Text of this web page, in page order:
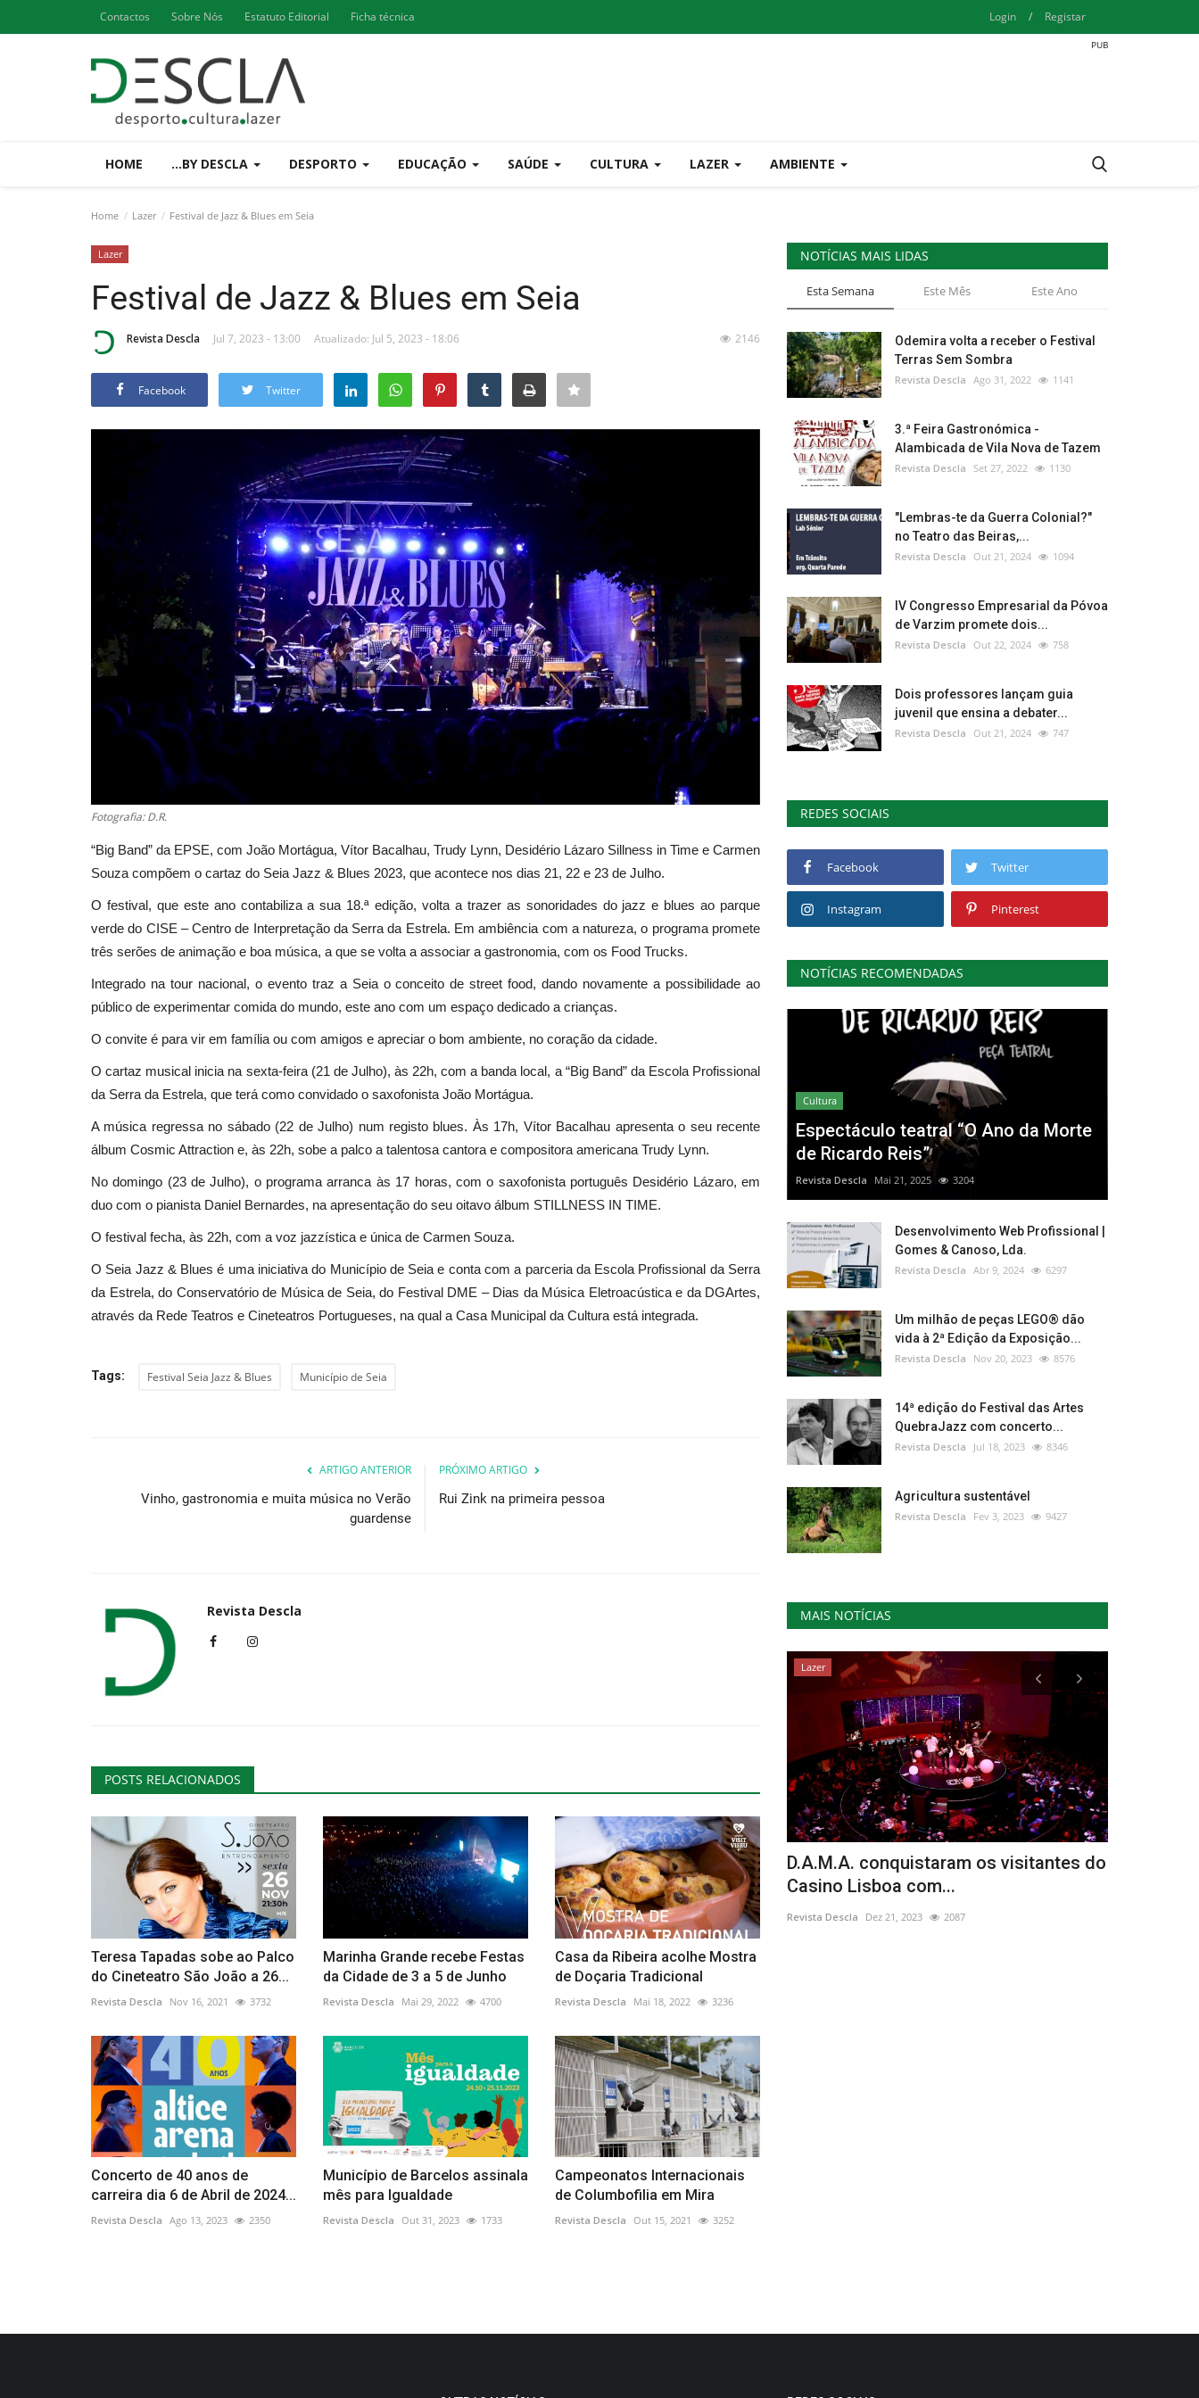
Contactos Sobre Nós Estatuto Editorial Ficha técnica Login / Registar
HOME ...BY DESCLA DESPORTO EDUCAÇÃO SAÚDE CULTURA LAZER AMBIENTE
Home Lazer Festival de Jazz & Blues em Seia
Lazer
Festival de Jazz & Blues em Seia
Revista Descla Jul 7, 2023 - 13:00 Atualizado: Jul 5, 2023 - 18:06 2146
Facebook Twitter
Fotografia: D.R.
“Big Band” da EPSE, com João Mortágua, Vítor Bacalhau, Trudy Lynn, Desidério Lázaro Sillness in Time e Carmen
Souza compõem o cartaz do Seia Jazz & Blues 2023, que acontece nos dias 21, 22 e 23 de Julho.
O festival, que este ano contabiliza a sua 18.ª edição, volta a trazer as sonoridades do jazz e blues ao parque
verde do CISE – Centro de Interpretação da Serra da Estrela. Em ambiência com a natureza, o programa promete
três serões de animação e boa música, a que se volta a associar a gastronomia, com os Food Trucks.
Integrado na tour nacional, o evento traz a Seia o conceito de street food, dando novamente a possibilidade ao
público de experimentar comida do mundo, este ano com um espaço dedicado a crianças.
O convite é para vir em família ou com amigos e apreciar o bom ambiente, no coração da cidade.
O cartaz musical inicia na sexta-feira (21 de Julho), às 22h, com a banda local, a “Big Band” da Escola Profissional
da Serra da Estrela, que terá como convidado o saxofonista João Mortágua.
A música regressa no sábado (22 de Julho) num registo blues. Às 17h, Vítor Bacalhau apresenta o seu recente
álbum Cosmic Attraction e, às 22h, sobe a palco a talentosa cantora e compositora americana Trudy Lynn.
No domingo (23 de Julho), o programa arranca às 17 horas, com o saxofonista português Desidério Lázaro, em
duo com o pianista Daniel Bernardes, na apresentação do seu oitavo álbum STILLNESS IN TIME.
O festival fecha, às 22h, com a voz jazzística e única de Carmen Souza.
O Seia Jazz & Blues é uma iniciativa do Município de Seia e conta com a parceria da Escola Profissional da Serra
da Estrela, do Conservatório de Música de Seia, do Festival DME – Dias da Música Eletroacústica e da DGArtes,
através da Rede Teatros e Cineteatros Portugueses, na qual a Casa Municipal da Cultura está integrada.
Tags: Festival Seia Jazz & Blues Município de Seia
ARTIGO ANTERIOR
Vinho, gastronomia e muita música no Verão
guardense
PRÓXIMO ARTIGO
Rui Zink na primeira pessoa
Revista Descla
POSTS RELACIONADOS
Teresa Tapadas sobe ao Palco
do Cineteatro São João a 26...
Revista Descla Nov 16, 2021 3732
Marinha Grande recebe Festas
da Cidade de 3 a 5 de Junho
Revista Descla Mai 29, 2022 4700
Casa da Ribeira acolhe Mostra
de Doçaria Tradicional
Revista Descla Mai 18, 2022 3236
Concerto de 40 anos de
carreira dia 6 de Abril de 2024...
Revista Descla Ago 13, 2023 2350
Município de Barcelos assinala
mês para Igualdade
Revista Descla Out 31, 2023 1733
Campeonatos Internacionais
de Columbofilia em Mira
Revista Descla Out 15, 2021 3252
NOTÍCIAS MAIS LIDAS
Esta Semana Este Mês Este Ano
Odemira volta a receber o Festival
Terras Sem Sombra
Revista Descla Ago 31, 2022 1141
3.ª Feira Gastronómica -
Alambicada de Vila Nova de Tazem
Revista Descla Set 27, 2022 1130
"Lembras-te da Guerra Colonial?"
no Teatro das Beiras,...
Revista Descla Out 21, 2024 1094
IV Congresso Empresarial da Póvoa
de Varzim promete dois...
Revista Descla Out 22, 2024 758
Dois professores lançam guia
juvenil que ensina a debater...
Revista Descla Out 21, 2024 747
REDES SOCIAIS
Facebook Twitter
Instagram Pinterest
NOTÍCIAS RECOMENDADAS
Cultura
Espectáculo teatral “O Ano da Morte
de Ricardo Reis”
Revista Descla Mai 21, 2025 3204
Desenvolvimento Web Profissional |
Gomes & Canoso, Lda.
Revista Descla Abr 9, 2024 6297
Um milhão de peças LEGO® dão
vida à 2ª Edição da Exposição...
Revista Descla Nov 20, 2023 8576
14ª edição do Festival das Artes
QuebraJazz com concerto...
Revista Descla Jul 18, 2023 8346
Agricultura sustentável
Revista Descla Fev 3, 2023 9427
MAIS NOTÍCIAS
Cultura
Silveiro classificado como ‘Aldeia de
Portugal’ - Candidatura...
Revista Descla Set 14, 2023
“Hermenegildo Capelo, naturalista”:
exposição prolongada...
Revista Descla Jan 14, 2022 2952
Lazer
D.A.M.A. conquistaram os visitantes do
Casino Lisboa com...
Revista Descla Dez 21, 2023 2087